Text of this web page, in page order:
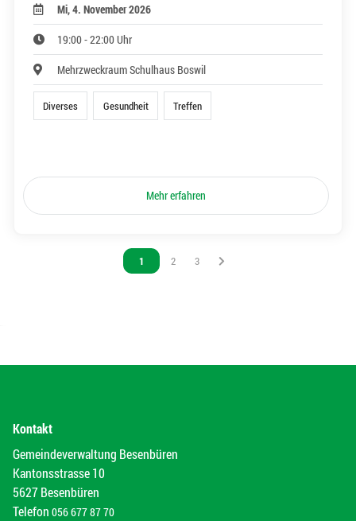
Mi, 4. November 2026
19:00 - 22:00 Uhr
Mehrzweckraum Schulhaus Boswil
Diverses Gesundheit Treffen
Mehr erfahren
Vous êtes sur la page
1 Vous êtes sur la page
2 Vous êtes sur la page
3
Kontakt
Gemeindeverwaltung Besenbüren
Kantonsstrasse 10
5627 Besenbüren
Telefon 056 677 87 70